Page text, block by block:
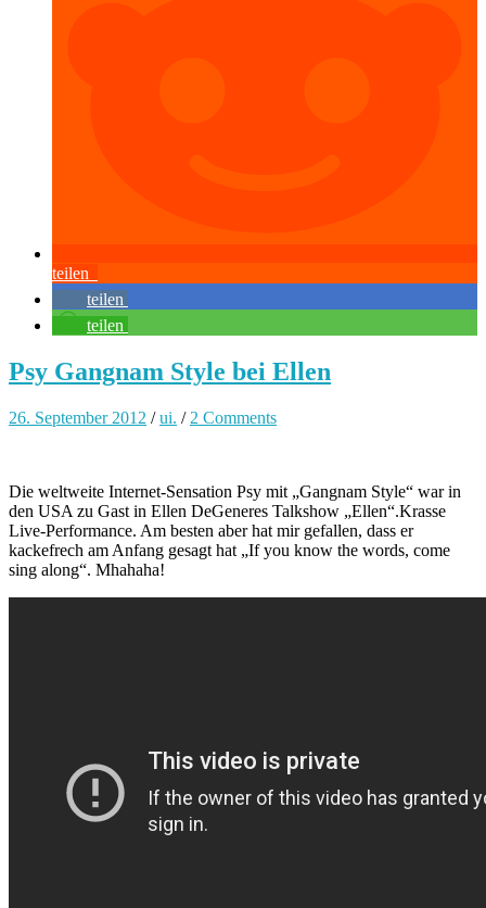
teilen
teilen
teilen
Psy Gangnam Style bei Ellen
26. September 2012 /ui. / 2 Comments
Die weltweite Internet-Sensation Psy mit „Gangnam Style“ war in
den USA zu Gast in Ellen DeGeneres Talkshow „Ellen“.Krasse
Live-Performance. Am besten aber hat mir gefallen, dass er
kackefrech am Anfang gesagt hat „If you know the words, come
sing along“. Mhahaha!